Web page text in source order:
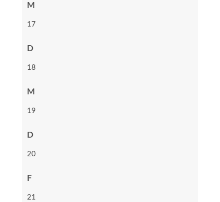
M
17
D
18
M
19
D
20
F
21